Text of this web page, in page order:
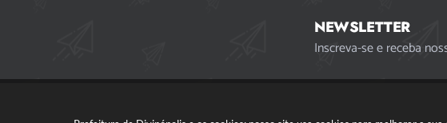
NEWSLETTER
Inscreva-se e receba